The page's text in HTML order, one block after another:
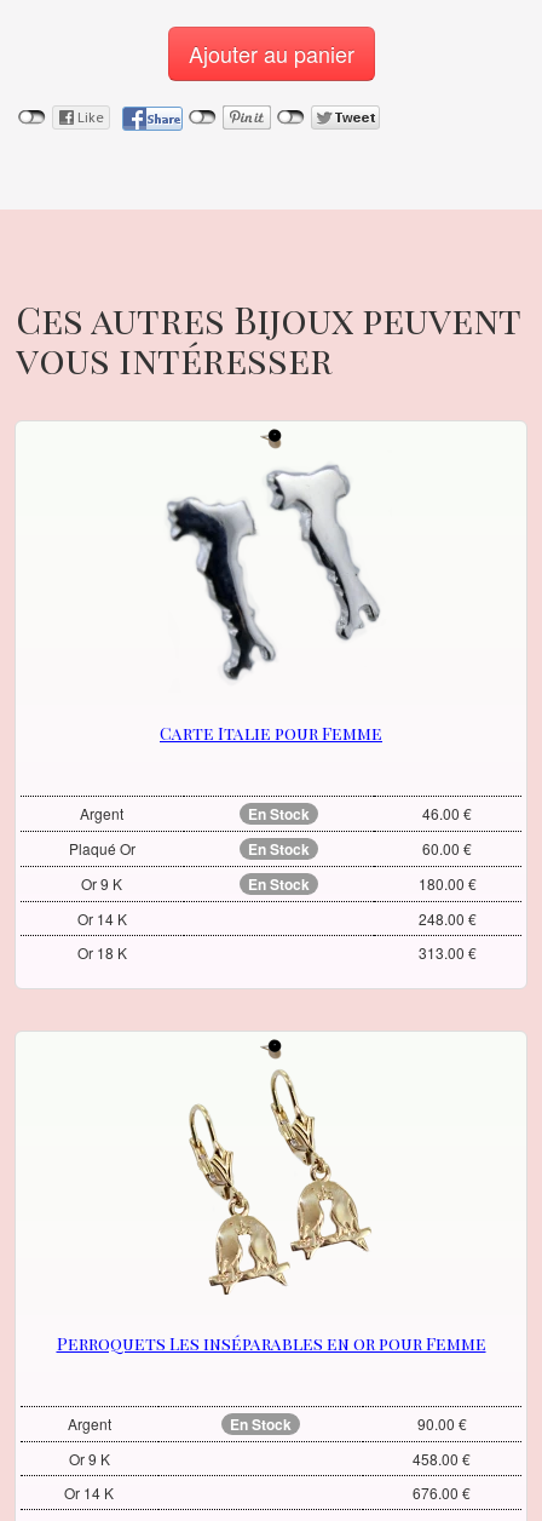
Ajouter au panier
Ces autres Bijoux peuvent
vous intéresser
Carte Italie pour Femme
Argent En Stock
46.00 €
Plaqué Or
En Stock
60.00 €
Or 9 K
En Stock
180.00 €
Or 14 K
248.00 €
Or 18 K
313.00 €
Perroquets Les inséparables en or pour Femme
Argent En Stock
90.00 €
Or 9 K
458.00 €
Or 14 K
676.00 €